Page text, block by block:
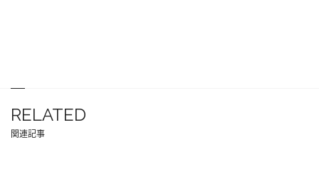
RELATED
関連記事